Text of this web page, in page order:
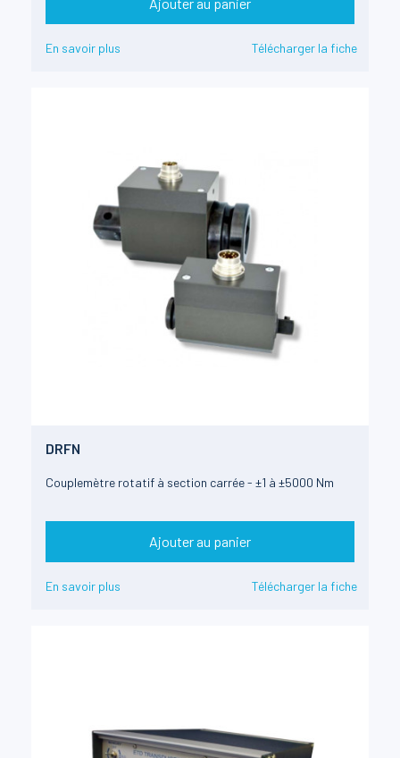
En savoir plus Télécharger la fiche
DRFN
Couplemètre rotatif à section carrée - ±1 à ±5000 Nm
Ajouter au panier
En savoir plus Télécharger la fiche